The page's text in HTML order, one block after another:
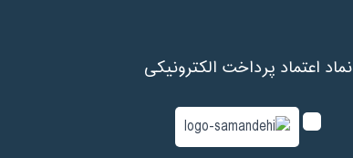
نماد اعتماد پرداخت الکترونیکی